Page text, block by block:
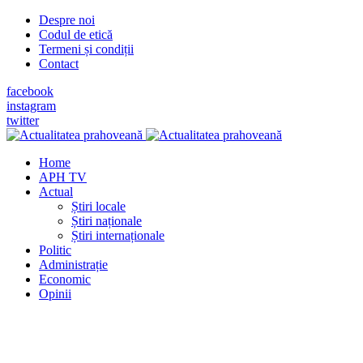
Despre noi
Codul de etică
Termeni și condiții
Contact
facebook
instagram
twitter
Home
APH TV
Actual
Știri locale
Știri naționale
Știri internaționale
Politic
Administrație
Economic
Opinii